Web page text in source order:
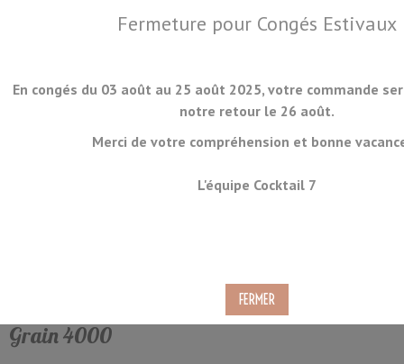
MENU
Fermeture pour Congés Estivaux
En congés du 03 août au 25 août 2025, votre commande
notre retour le 26 août.
Merci de votre compréhension et bonne
L'équipe Cocktail 7
GlassStone HR Grain #4000
Grain 4000